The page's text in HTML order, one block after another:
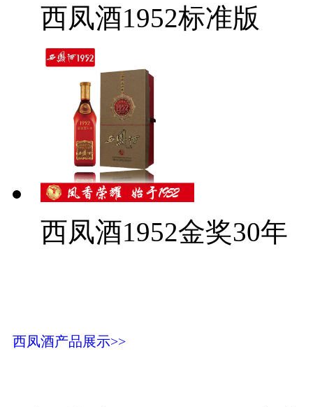
西凤酒1952标准版
西凤酒1952金奖30年
西凤酒产品展示>>